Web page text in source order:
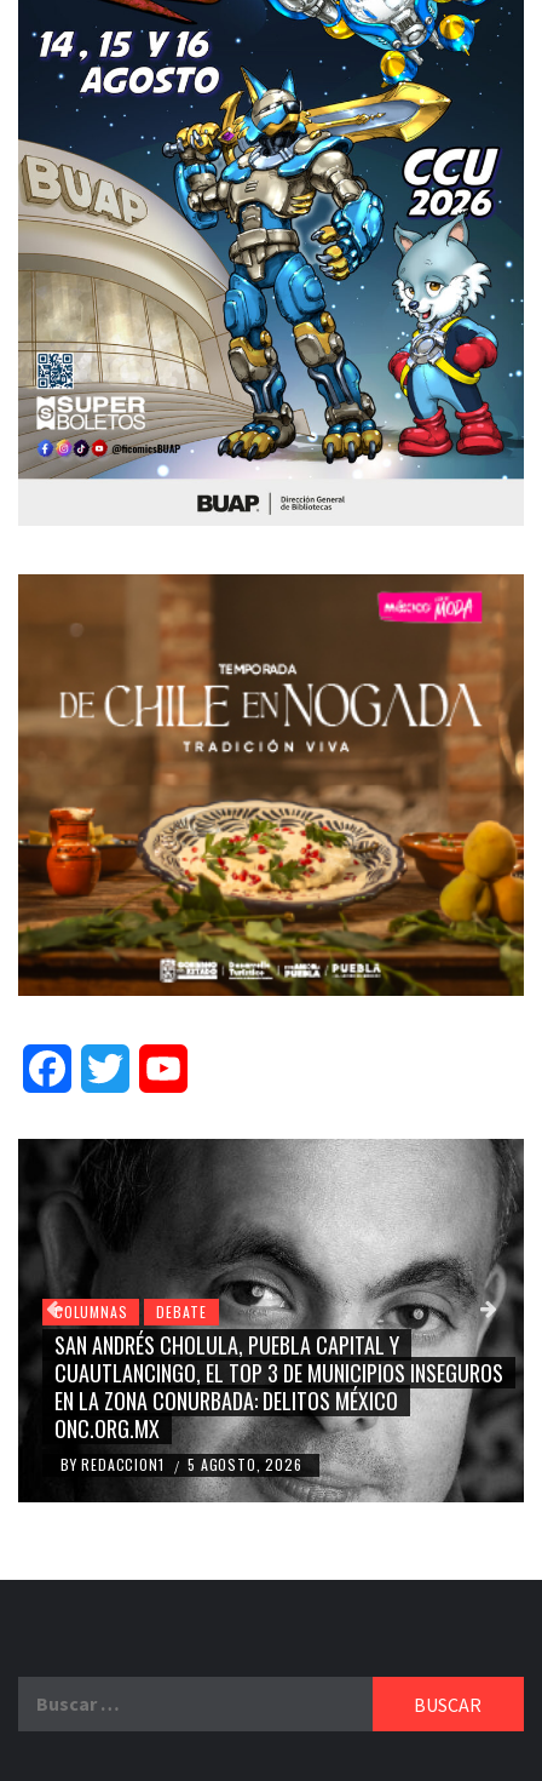
FacebookTwitter
COLUMNAS DEBATE
GRACE PALOMARES, NAY SALVATORI, SERGIO MAYER,
CARMEN SALINAS “LA CORCHOLATA”, CUAUHTÉMOC
BLANCO, SILVIA PINAL: LA TRIVIALIZACIÓN Y
RIDICULIZACIÓN DE LA REPRESENTACIÓN CIUDADANA
BY REDACCION1 / 4 AGOSTO, 2026